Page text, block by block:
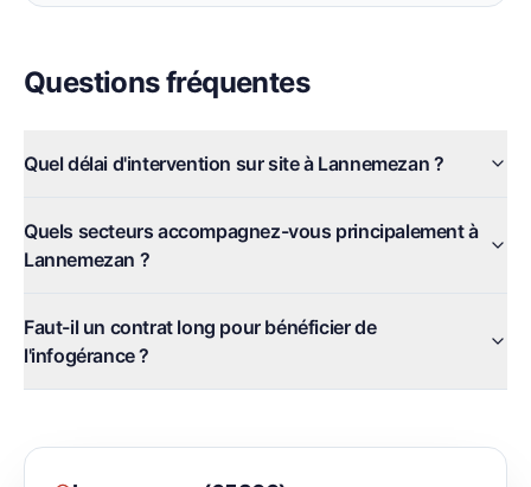
Questions fréquentes
Quel délai d'intervention sur site à Lannemezan ?
Quels secteurs accompagnez-vous principalement à
Lannemezan ?
Faut-il un contrat long pour bénéficier de
l'infogérance ?